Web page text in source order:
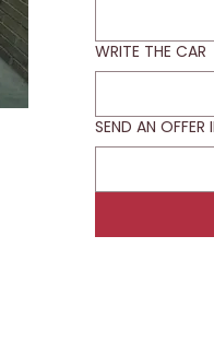
WRITE THE CAR
SEND AN